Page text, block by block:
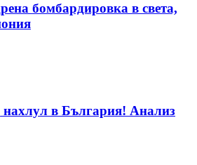
бомбардировка в света,
нахлул в България! Анализ